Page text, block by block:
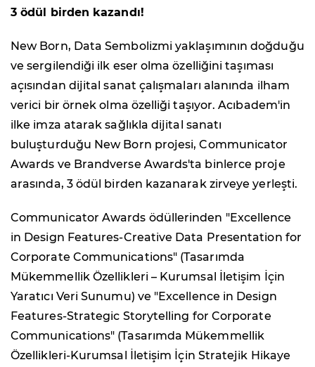
3 ödül birden kazandı!
New Born, Data Sembolizmi yaklaşımının doğduğu
ve sergilendiği ilk eser olma özelliğini taşıması
açısından dijital sanat çalışmaları alanında ilham
verici bir örnek olma özelliği taşıyor. Acıbadem'in
ilke imza atarak sağlıkla dijital sanatı
buluşturduğu New Born projesi, Communicator
Awards ve Brandverse Awards'ta binlerce proje
arasında, 3 ödül birden kazanarak zirveye yerleşti.
Communicator Awards ödüllerinden "Excellence
in Design Features-Creative Data Presentation for
Corporate Communications" (Tasarımda
Mükemmellik Özellikleri – Kurumsal İletişim İçin
Yaratıcı Veri Sunumu) ve "Excellence in Design
Features-Strategic Storytelling for Corporate
Communications" (Tasarımda Mükemmellik
Özellikleri-Kurumsal İletişim İçin Stratejik Hikaye